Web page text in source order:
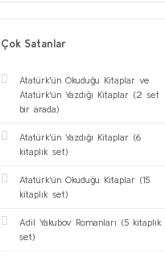
Çok Satanlar
Atatürk'ün Okuduğu Kitaplar ve
Atatürk'ün Yazdığı Kitaplar (2 set
bir arada)
Atatürk'ün Yazdığı Kitaplar (6
kitaplık set)
Atatürk'ün Okuduğu Kitaplar (15
kitaplık set)
Adil Yakubov Romanları (5 kitaplık
set)